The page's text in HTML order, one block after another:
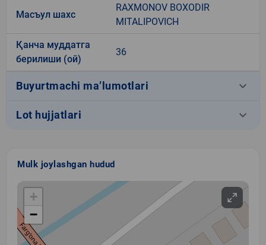
Масъул шахс
RAXMONOV BOXODIR
MITALIPOVICH
Қанча муддатга
берилиши (ой)
36
Buyurtmachi ma’lumotlari keyboard_arrow_down
Lot hujjatlari keyboard_arrow_down
Mulk joylashgan hudud
+
−